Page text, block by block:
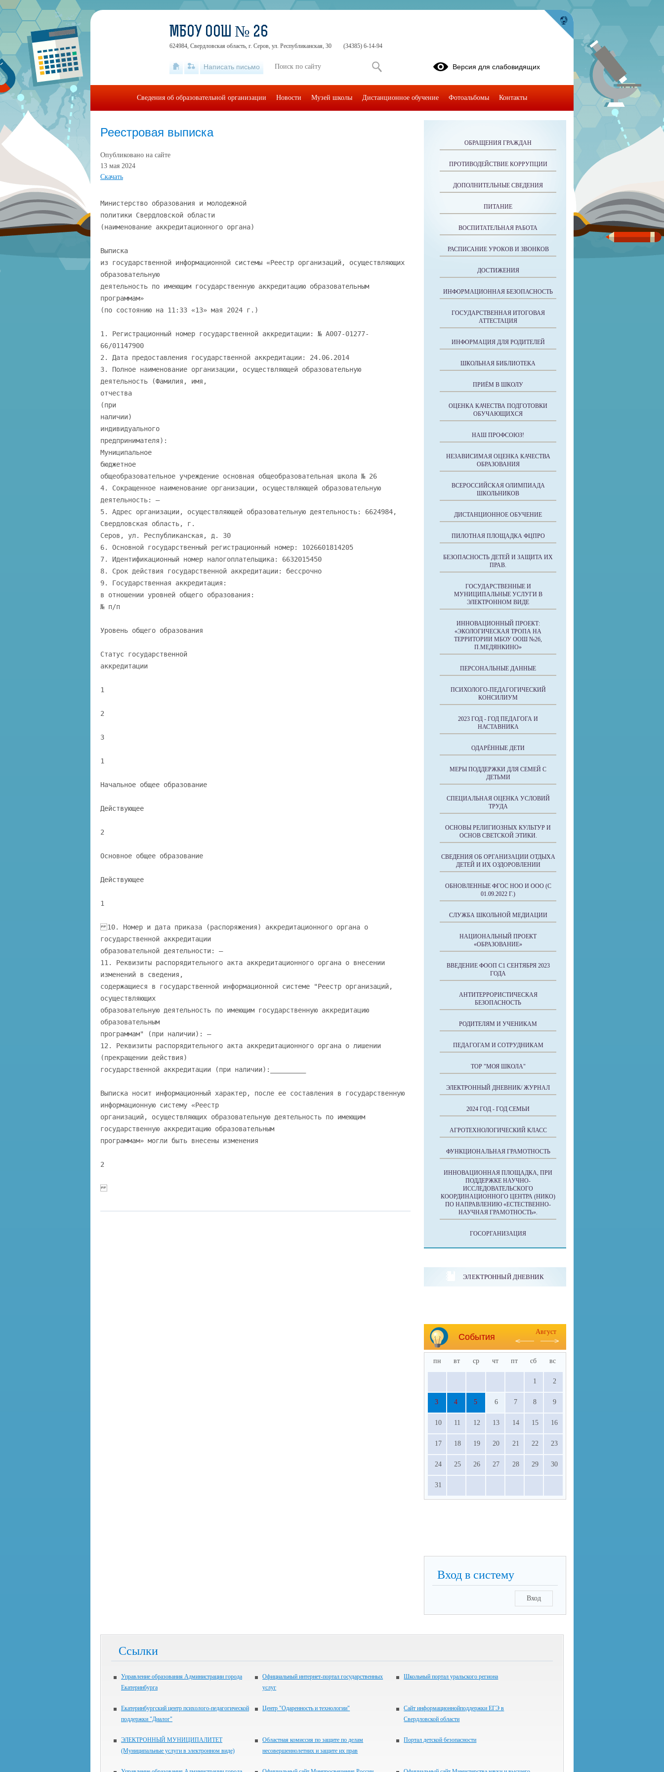
Реестровая выписка
Опубликовано на сайте
13 мая 2024
Скачать
Министерство образования и молодежной
политики Свердловской области
(наименование аккредитационного органа)
Выписка
из государственной информационной системы «Реестр организаций, осуществляющих
образовательную
деятельность по имеющим государственную аккредитацию образовательным
программам»
(по состоянию на 11:33 «13» мая 2024 г.)
1. Регистрационный номер государственной аккредитации: № А007-01277-
66/01147900
2. Дата предоставления государственной аккредитации: 24.06.2014
3. Полное наименование организации, осуществляющей образовательную
деятельность (Фамилия, имя,
отчества
(при
наличии)
индивидуального
предпринимателя):
Муниципальное
бюджетное
общеобразовательное учреждение основная общеобразовательная школа № 26
4. Сокращенное наименование организации, осуществляющей образовательную
деятельность: —
5. Адрес организации, осуществляющей образовательную деятельность: 6624984,
Свердловская область, г.
Серов, ул. Республиканская, д. 30
6. Основной государственный регистрационный номер: 1026601814205
7. Идентификационный номер налогоплательщика: 6632015450
8. Срок действия государственной аккредитации: бессрочно
9. Государственная аккредитация:
в отношении уровней общего образования:
№ п/п
Уровень общего образования
Статус государственной
аккредитации
1
2
3
1
Начальное общее образование
Действующее
2
Основное общее образование
Действующее
1
10. Номер и дата приказа (распоряжения) аккредитационного органа о
государственной аккредитации
образовательной деятельности: —
11. Реквизиты распорядительного акта аккредитационного органа о внесении
изменений в сведения,
содержащиеся в государственной информационной системе "Реестр организаций,
осуществляющих
образовательную деятельность по имеющим государственную аккредитацию
образовательным
программам" (при наличии): —
12. Реквизиты распорядительного акта аккредитационного органа о лишении
(прекращении действия)
государственной аккредитации (при наличии):_________
Выписка носит информационный характер, после ее составления в государственную
информационную систему «Реестр
организаций, осуществляющих образовательную деятельность по имеющим
государственную аккредитацию образовательным
программам» могли быть внесены изменения
2
ОБРАЩЕНИЯ ГРАЖДАН
ПРОТИВОДЕЙСТВИЕ КОРРУПЦИИ
ДОПОЛНИТЕЛЬНЫЕ СВЕДЕНИЯ
ПИТАНИЕ
ВОСПИТАТЕЛЬНАЯ РАБОТА
РАСПИСАНИЕ УРОКОВ И ЗВОНКОВ
ДОСТИЖЕНИЯ
ИНФОРМАЦИОННАЯ БЕЗОПАСНОСТЬ
ГОСУДАРСТВЕННАЯ ИТОГОВАЯ
АТТЕСТАЦИЯ
ИНФОРМАЦИЯ ДЛЯ РОДИТЕЛЕЙ
ШКОЛЬНАЯ БИБЛИОТЕКА
ПРИЁМ В ШКОЛУ
ОЦЕНКА КАЧЕСТВА ПОДГОТОВКИ
ОБУЧАЮЩИХСЯ
НАШ ПРОФСОЮЗ!
НЕЗАВИСИМАЯ ОЦЕНКА КАЧЕСТВА
ОБРАЗОВАНИЯ
ВСЕРОССИЙСКАЯ ОЛИМПИАДА
ШКОЛЬНИКОВ
ДИСТАНЦИОННОЕ ОБУЧЕНИЕ
ПИЛОТНАЯ ПЛОЩАДКА ФЦПРО
БЕЗОПАСНОСТЬ ДЕТЕЙ И ЗАЩИТА ИХ
ПРАВ.
ГОСУДАРСТВЕННЫЕ И
МУНИЦИПАЛЬНЫЕ УСЛУГИ В
ЭЛЕКТРОННОМ ВИДЕ
ИННОВАЦИОННЫЙ ПРОЕКТ:
«ЭКОЛОГИЧЕСКАЯ ТРОПА НА
ТЕРРИТОРИИ МБОУ ООШ №26,
П.МЕДЯНКИНО»
ПЕРСОНАЛЬНЫЕ ДАННЫЕ
ПСИХОЛОГО-ПЕДАГОГИЧЕСКИЙ
КОНСИЛИУМ
2023 ГОД - ГОД ПЕДАГОГА И
НАСТАВНИКА
ОДАРЁННЫЕ ДЕТИ
МЕРЫ ПОДДЕРЖКИ ДЛЯ СЕМЕЙ С
ДЕТЬМИ
СПЕЦИАЛЬНАЯ ОЦЕНКА УСЛОВИЙ
ТРУДА
ОСНОВЫ РЕЛИГИОЗНЫХ КУЛЬТУР И
ОСНОВ СВЕТСКОЙ ЭТИКИ.
СВЕДЕНИЯ ОБ ОРГАНИЗАЦИИ ОТДЫХА
ДЕТЕЙ И ИХ ОЗДОРОВЛЕНИИ
ОБНОВЛЕННЫЕ ФГОС НОО И ООО (С
01.09.2022 Г.)
СЛУЖБА ШКОЛЬНОЙ МЕДИАЦИИ
НАЦИОНАЛЬНЫЙ ПРОЕКТ
«ОБРАЗОВАНИЕ»
ВВЕДЕНИЕ ФООП С1 СЕНТЯБРЯ 2023
ГОДА
АНТИТЕРРОРИСТИЧЕСКАЯ
БЕЗОПАСНОСТЬ
РОДИТЕЛЯМ И УЧЕНИКАМ
ПЕДАГОГАМ И СОТРУДНИКАМ
ТОР "МОЯ ШКОЛА"
ЭЛЕКТРОННЫЙ ДНЕВНИК/ ЖУРНАЛ
2024 ГОД - ГОД СЕМЬИ
АГРОТЕХНОЛОГИЧЕСКИЙ КЛАСС
ФУНКЦИОНАЛЬНАЯ ГРАМОТНОСТЬ
ИННОВАЦИОННАЯ ПЛОЩАДКА, ПРИ
ПОДДЕРЖКЕ НАУЧНО-
ИССЛЕДОВАТЕЛЬСКОГО
КООРДИНАЦИОННОГО ЦЕНТРА (НИКО)
ПО НАПРАВЛЕНИЮ «ЕСТЕСТВЕННО-
НАУЧНАЯ ГРАМОТНОСТЬ».
ГОСОРГАНИЗАЦИЯ
ЭЛЕКТРОННЫЙ ДНЕВНИК
События
Август
пн вт ср чт пт сб вс
1 2
3 4 5 6 7 8 9
10 11 12 13 14 15 16
17 18 19 20 21 22 23
24 25 26 27 28 29 30
31
Вход в систему
Вход
Ссылки
Управление образования Администрации города
Екатеринбурга
Официальный интернет-портал государственных
услуг
Школьный портал уральского региона
Екатеринбургский центр психолого-педагогической
поддержки "Диалог"
Центр "Одаренность и технологии"
Сайт информационнойподдержки ЕГЭ в
Свердловской области
ЭЛЕКТРОННЫЙ МУНИЦИПАЛИТЕТ
(Муниципальные услуги в электронном виде)
Областная комиссия по защите по делам
несовершеннолетних и защите их прав
Портал детской безопасности
МБОУ ООШ № 26
624984, Свердловская область, г. Серов, ул. Республиканская, 30 (34385) 6-14-94
Написать письмо Версия для слабовидящих
Сведения об образовательной организации Новости Музей школы Дистанционное обучение Фотоальбомы Контакты